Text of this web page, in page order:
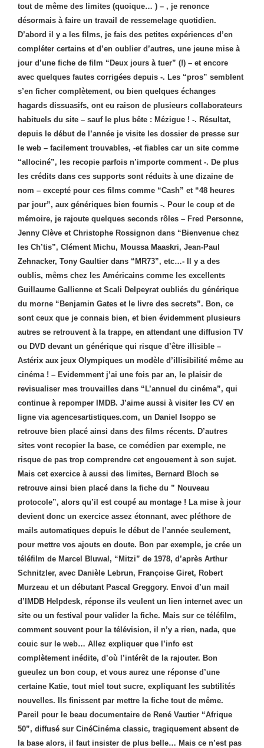
tout de même des limites (quoique… ) – , je renonce
désormais à faire un travail de ressemelage quotidien.
D’abord il y a les films, je fais des petites expériences d’en
compléter certains et d’en oublier d’autres, une jeune mise à
jour d’une fiche de film “Deux jours à tuer” (!) – et encore
avec quelques fautes corrigées depuis -. Les “pros” semblent
s’en ficher complètement, ou bien quelques échanges
hagards dissuasifs, ont eu raison de plusieurs collaborateurs
habituels du site – sauf le plus bête : Mézigue ! -. Résultat,
depuis le début de l’année je visite les dossier de presse sur
le web – facilement trouvables, -et fiables car un site comme
“allociné”, les recopie parfois n’importe comment -. De plus
les crédits dans ces supports sont réduits à une dizaine de
nom – excepté pour ces films comme “Cash” et “48 heures
par jour”, aux génériques bien fournis -. Pour le coup et de
mémoire, je rajoute quelques seconds rôles – Fred Personne,
Jenny Clève et Christophe Rossignon dans “Bienvenue chez
les Ch’tis”, Clément Michu, Moussa Maaskri, Jean-Paul
Zehnacker, Tony Gaultier dans “MR73”, etc…- Il y a des
oublis, mêms chez les Américains comme les excellents
Guillaume Gallienne et Scali Delpeyrat oubliés du générique
du morne “Benjamin Gates et le livre des secrets”. Bon, ce
sont ceux que je connais bien, et bien évidemment plusieurs
autres se retrouvent à la trappe, en attendant une diffusion TV
ou DVD devant un générique qui risque d’être illisible –
Astérix aux jeux Olympiques un modèle d’illisibilité même au
cinéma ! – Evidemment j’ai une fois par an, le plaisir de
revisualiser mes trouvailles dans “L’annuel du cinéma”, qui
continue à repomper IMDB. J’aime aussi à visiter les CV en
ligne via agencesartistiques.com, un Daniel Isoppo se
retrouve bien placé ainsi dans des films récents. D’autres
sites vont recopier la base, ce comédien par exemple, ne
risque de pas trop comprendre cet engouement à son sujet.
Mais cet exercice à aussi des limites, Bernard Bloch se
retrouve ainsi bien placé dans la fiche du ” Nouveau
protocole”, alors qu’il est coupé au montage ! La mise à jour
devient donc un exercice assez étonnant, avec pléthore de
mails automatiques depuis le début de l’année seulement,
pour mettre vos ajouts en doute. Bon par exemple, je crée un
téléfilm de Marcel Bluwal, “Mitzi” de 1978, d’après Arthur
Schnitzler, avec Danièle Lebrun, Françoise Giret, Robert
Murzeau et un débutant Pascal Greggory. Envoi d’un mail
d’IMDB Helpdesk, réponse ils veulent un lien internet avec un
site ou un festival pour valider la fiche. Mais sur ce téléfilm,
comment souvent pour la télévision, il n’y a rien, nada, que
couic sur le web… Allez expliquer que l’info est
complètement inédite, d’où l’intérêt de la rajouter. Bon
gueulez un bon coup, et vous aurez une réponse d’une
certaine Katie, tout miel tout sucre, expliquant les subtilités
nouvelles. Ils finissent par mettre la fiche tout de même.
Pareil pour le beau documentaire de René Vautier “Afrique
50”, diffusé sur CinéCinéma classic, tragiquement absent de
la base alors, il faut insister de plus belle… Mais ce n’est pas